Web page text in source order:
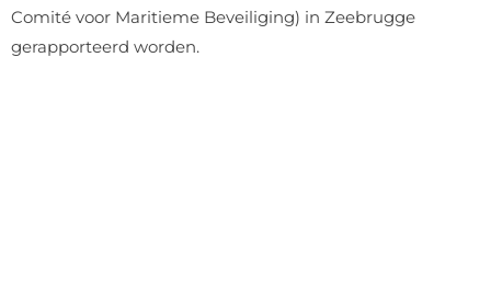
Comité voor Maritieme Beveiliging) in Zeebrugge
gerapporteerd worden.